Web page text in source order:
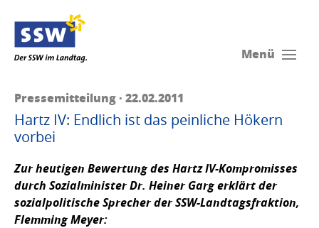
Menü
Pressemitteilung · 22.02.2011
Hartz IV: Endlich ist das peinliche Hökern
vorbei
Zur heutigen Bewertung des Hartz IV-Kompromisses
durch Sozialminister Dr. Heiner Garg erklärt der
sozialpolitische Sprecher der SSW-Landtagsfraktion,
Flemming Meyer: